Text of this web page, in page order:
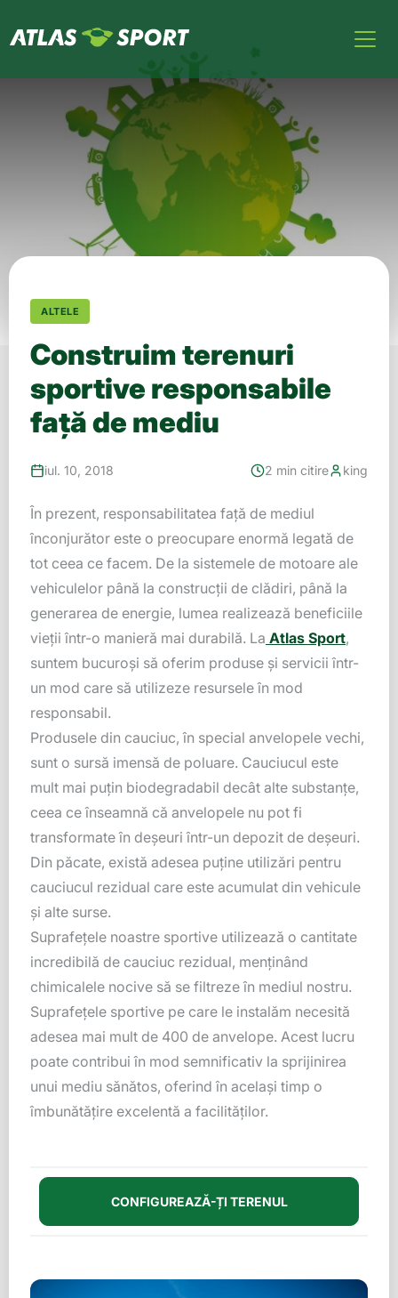
ALTELE
Construim terenuri
sportive responsabile
față de mediu
iul. 10, 2018 2 min citire king
În prezent, responsabilitatea față de mediul
înconjurător este o preocupare enormă legată de
tot ceea ce facem. De la sistemele de motoare ale
vehiculelor până la construcții de clădiri, până la
generarea de energie, lumea realizează beneficiile
vieții într-o manieră mai durabilă. La Atlas Sport,
suntem bucuroși să oferim produse și servicii într-
un mod care să utilizeze resursele în mod
responsabil.
Produsele din cauciuc, în special anvelopele vechi,
sunt o sursă imensă de poluare. Cauciucul este
mult mai puțin biodegradabil decât alte substanțe,
ceea ce înseamnă că anvelopele nu pot fi
transformate în deșeuri într-un depozit de deșeuri.
Din păcate, există adesea puține utilizări pentru
cauciucul rezidual care este acumulat din vehicule
și alte surse.
Suprafețele noastre sportive utilizează o cantitate
incredibilă de cauciuc rezidual, menținând
chimicalele nocive să se filtreze în mediul nostru.
Suprafețele sportive pe care le instalăm necesită
adesea mai mult de 400 de anvelope. Acest lucru
poate contribui în mod semnificativ la sprijinirea
unui mediu sănătos, oferind în același timp o
îmbunătățire excelentă a facilităților.
CONFIGUREAZĂ-ȚI TERENUL